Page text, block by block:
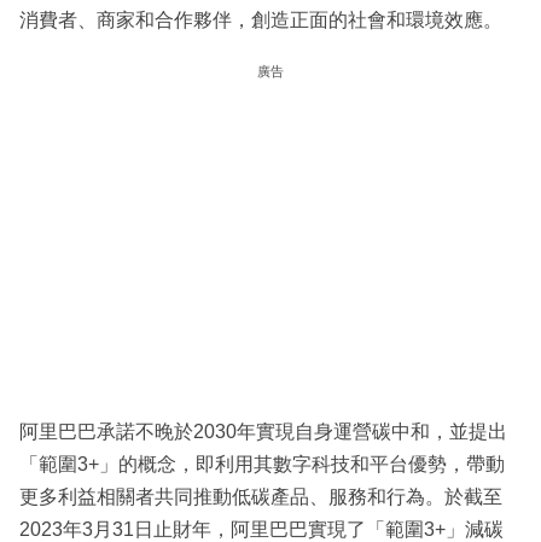
消費者、商家和合作夥伴，創造正面的社會和環境效應。
廣告
阿里巴巴承諾不晚於2030年實現自身運營碳中和，並提出
「範圍3+」的概念，即利用其數字科技和平台優勢，帶動
更多利益相關者共同推動低碳產品、服務和行為。於截至
2023年3月31日止財年，阿里巴巴實現了「範圍3+」減碳